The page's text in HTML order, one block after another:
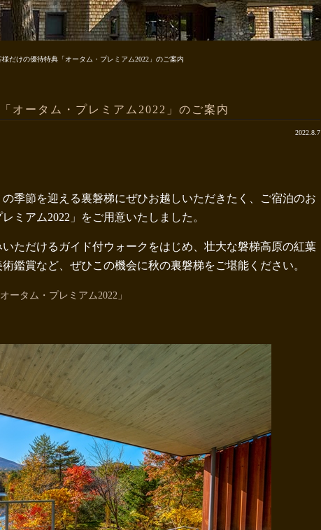
様だけの優待特典「オータム・プレミアム2022」のご案内
オータム・プレミアム2022」のご案内
2022.8.7
季節を迎える裏磐梯にぜひお越しいただきたく、ご宿泊のお
ミアム2022」をご用意いたしました。
ただけるガイド付ウォークをはじめ、壮大な磐梯高原の紅葉
鑑賞など、ぜひこの機会に秋の裏磐梯をご堪能ください。
ータム・プレミアム2022」